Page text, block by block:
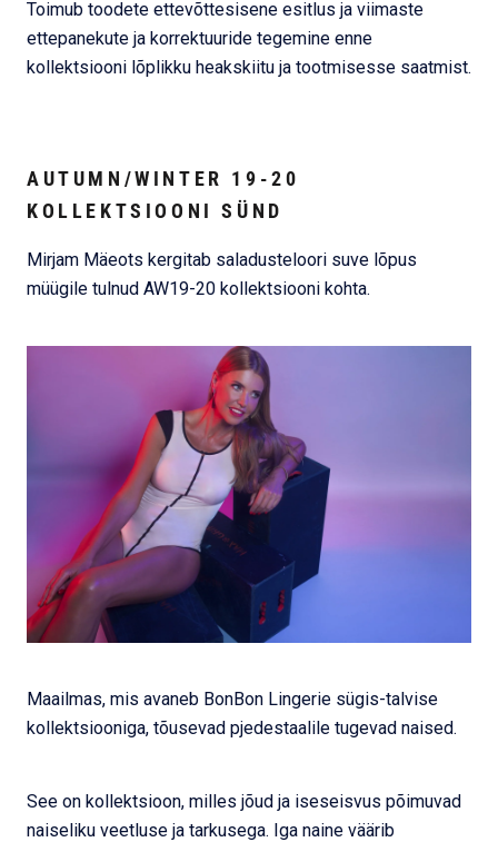
Toimub toodete ettevõttesisene esitlus ja viimaste
ettepanekute ja korrektuuride tegemine enne
kollektsiooni lõplikku heakskiitu ja tootmisesse saatmist.
AUTUMN/WINTER 19-20
KOLLEKTSIOONI SÜND
Mirjam Mäeots kergitab saladusteloori suve lõpus
müügile tulnud AW19-20 kollektsiooni kohta.
Maailmas, mis avaneb BonBon Lingerie sügis-talvise
kollektsiooniga, tõusevad pjedestaalile tugevad naised.
See on kollektsioon, milles jõud ja iseseisvus põimuvad
naiseliku veetluse ja tarkusega. Iga naine väärib